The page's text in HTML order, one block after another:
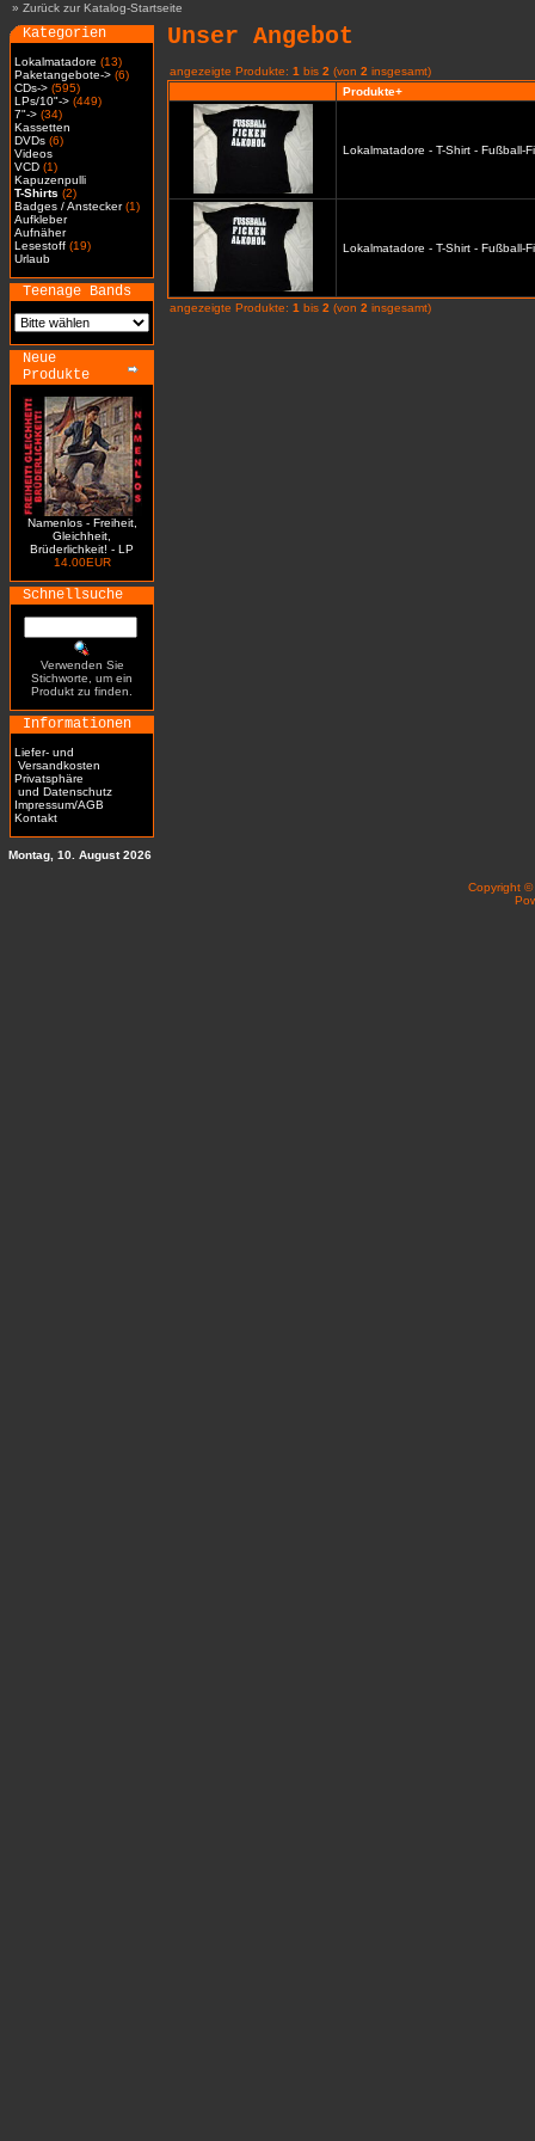
» Zurück zur Katalog-Startseite
Kategorien
Lokalmatadore (13)
Paketangebote-> (6)
CDs-> (595)
LPs/10"-> (449)
7"-> (34)
Kassetten
DVDs (6)
Videos
VCD (1)
Kapuzenpulli
T-Shirts (2)
Badges / Anstecker(1)
Aufkleber
Aufnäher
Lesestoff (19)
Urlaub
Teenage Bands
Neue
Produkte
Namenlos - Freiheit,
Gleichheit,
Brüderlichkeit! - LP
14.00EUR
Schnellsuche
Verwenden Sie
Stichworte, um ein
Produkt zu finden.
Informationen
Liefer- und
Versandkosten
Privatsphäre
und Datenschutz
Impressum/AGB
Kontakt
Unser Angebot
angezeigte Produkte: 1 bis 2 (von 2 insgesamt)
Produkte+
Lokalmatadore - T-Shirt - Fußball-
Lokalmatadore - T-Shirt - Fußball-
angezeigte Produkte: 1 bis 2 (von 2 insgesamt)
Montag, 10. August 2026
Copyright